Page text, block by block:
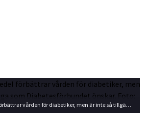
Tekniska hjälpmedel förbättrar vården för diabetiker, men är inte så tillgängliga som Diabetesförbundet önskar. Foto: Shutterstock